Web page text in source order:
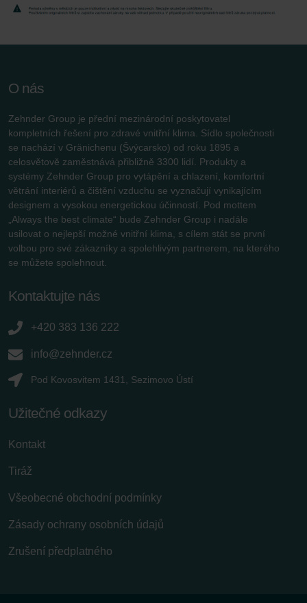
O nás
Zehnder Group je přední mezinárodní poskytovatel
kompletních řešení pro zdravé vnitřní klima. Sídlo společnosti
se nachází v Gränichenu (Švýcarsko) od roku 1895 a
celosvětově zaměstnává přibližně 3300 lidí. Produkty a
systémy Zehnder Group pro vytápění a chlazení, komfortní
větrání interiérů a čištění vzduchu se vyznačují vynikajícím
designem a vysokou energetickou účinností. Pod mottem
„Always the best climate“ bude Zehnder Group i nadále
usilovat o nejlepší možné vnitřní klima, s cílem stát se první
volbou pro své zákazníky a spolehlivým partnerem, na kterého
se můžete spolehnout.
Kontaktujte nás
+420 383 136 222
info@zehnder.cz
Pod Kovosvitem 1431, Sezimovo Ústí
Užitečné odkazy
Kontakt
Tiráž
Všeobecné obchodní podmínky
Zásady ochrany osobních údajů
Zrušení předplatného